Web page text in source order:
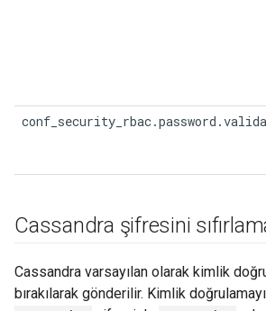
Cassandra şifresini
Cassandra varsayılan olarak kimlik
bırakılarak gönderilir. Kimlik